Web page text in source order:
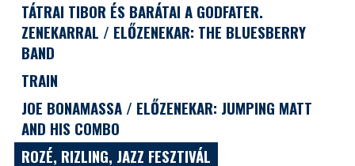
TÁTRAI TIBOR ÉS BARÁTAI A GODFATER.
ZENEKARRAL / ELŐZENEKAR: THE BLUESBERRY
BAND
TRAIN
JOE BONAMASSA / ELŐZENEKAR: JUMPING MATT
AND HIS COMBO
ROZÉ, RIZLING, JAZZ FESZTIVÁL